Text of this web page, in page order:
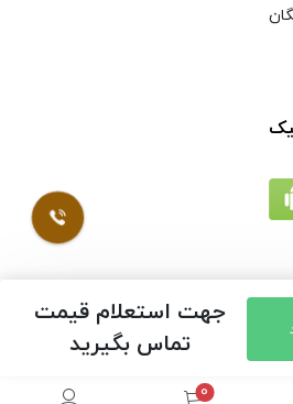
جهت استعلام قیمت
تماس بگیرید
محتویات سایت فروشگاه اینترنتی
|
طراحی شده توسط ایلیاسیستم